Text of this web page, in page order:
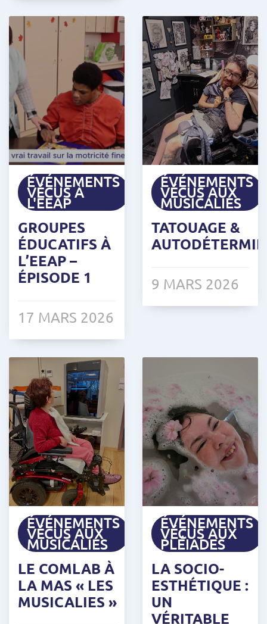
ÉVÉNEMENTS
VÉCUS À
L'EEAP
GROUPES
ÉDUCATIFS À
L’EEAP –
ÉPISODE 1
17 MARS 2026
ÉVÉNEMENTS
VÉCUS AUX
MUSICALIES
TATOUAGE &
9 MARS 2026
ÉVÉNEMENTS
VÉCUS AUX
MUSICALIES
LE COMLAB À
LA MAS « LES
MUSICALIES »
ÉVÉNEMENTS
VÉCUS AUX
PLÉIADES
LA SOCIO-
ESTHÉTIQUE :
UN
VÉRITABLE